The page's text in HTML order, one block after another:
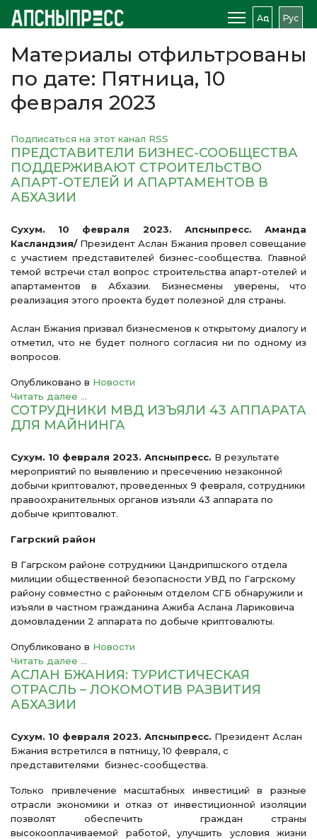
Аԥс Рус
Материалы отфильтрованы
по дате: Пятница, 10
февраля 2023
Подписаться на этот канал RSS
ПРЕДСТАВИТЕЛИ БИЗНЕС-СООБЩЕСТВА
ПОДДЕРЖИВАЮТ СТРОИТЕЛЬСТВО
АПАРТ-ОТЕЛЕЙ И АПАРТАМЕНТОВ В
АБХАЗИИ
Сухум. 10 февраля 2023. Апсныпресс. Аманда
Касландзия/ Президент Аслан Бжания провел совещание
с участием представителей бизнес-сообщества. Главной
темой встречи стал вопрос строительства апарт-отелей и
апартаментов в Абхазии. Бизнесмены уверены, что
реализация этого проекта будет полезной для страны.
Аслан Бжания призвал бизнесменов к открытому диалогу и
отметил, что не будет полного согласия ни по одному из
вопросов.
Опубликовано в Новости
Читать далее ...
СОТРУДНИКИ МВД ИЗЪЯЛИ 43 АППАРАТА
ДЛЯ МАЙНИНГА
Сухум. 10 февраля 2023. Апсныпресс. В результате
мероприятий по выявлению и пресечению незаконной
добычи криптовалют, проведенных 9 февраля, сотрудники
правоохранительных органов изъяли 43 аппарата по
добыче криптовалют.
Гагрский район
В Гагрском районе сотрудники Цандрипшского отдела
милиции общественной безопасности УВД по Гагрскому
району совместно с районным отделом СГБ обнаружили и
изъяли в частном гражданина Ажиба Аслана Лариковича
домовладении 2 аппарата по добыче криптовалюты.
Опубликовано в Новости
Читать далее ...
АСЛАН БЖАНИЯ: ТУРИСТИЧЕСКАЯ
ОТРАСЛЬ – ЛОКОМОТИВ РАЗВИТИЯ
АБХАЗИИ
Сухум. 10 февраля 2023. Апсныпресс. Президент Аслан
Бжания встретился в пятницу, 10 февраля, с
представителями бизнес-сообщества.
Только привлечение масштабных инвестиций в разные
отрасли экономики и отказ от инвестиционной изоляции
позволят обеспечить граждан страны
высокооплачиваемой работой, улучшить условия жизни